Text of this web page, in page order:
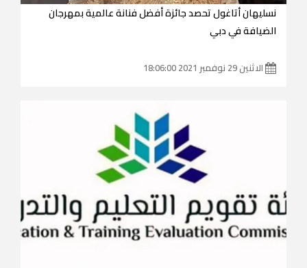
نسليهان أتاغول تحصد جائزة أفضل فنانة عالمية بمهرجان
الضيافة في دبي
الاثنين 29 نوفمبر 2021 18:06:00